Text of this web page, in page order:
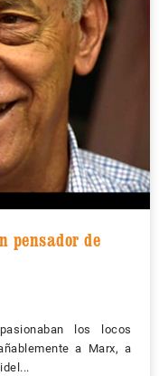
pensador de
los locos
a Marx, a